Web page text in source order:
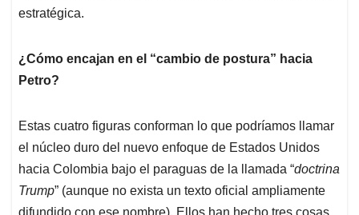
estratégica.
¿Cómo encajan en el “cambio de postura” hacia
Petro?
Estas cuatro figuras conforman lo que podríamos llamar
el núcleo duro del nuevo enfoque de Estados Unidos
hacia Colombia bajo el paraguas de la llamada “doctrina
Trump” (aunque no exista un texto oficial ampliamente